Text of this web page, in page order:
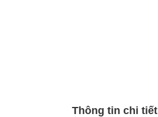
Thông tin chi tiết